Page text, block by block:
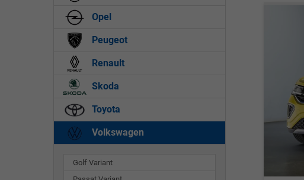
Opel
Peugeot
Renault
Skoda
Toyota
Volkswagen
Golf Variant